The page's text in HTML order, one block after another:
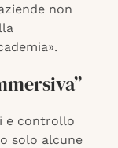
non
e controllo
solo alcune